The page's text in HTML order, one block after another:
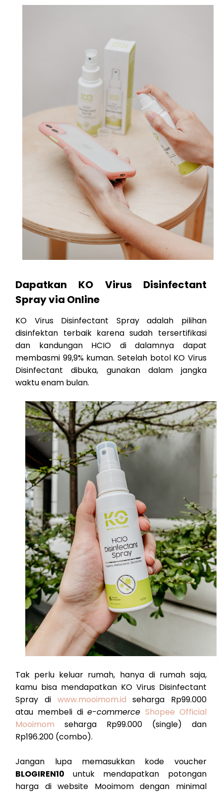
Dapatkan KO Virus Disinfectant
Spray via Online
KO Virus Disinfectant Spray adalah pilihan
disinfektan terbaik karena sudah tersertifikasi
dan kandungan HCIO di dalamnya dapat
membasmi 99,9% kuman. Setelah botol KO Virus
Disinfectant dibuka, gunakan dalam jangka
waktu enam bulan.
Tak perlu keluar rumah, hanya di rumah saja,
kamu bisa mendapatkan KO Virus Disinfectant
Spray di www.mooimom.id seharga Rp99.000
atau membeli die-commerceShopee Official
Mooimom seharga Rp99.000 (single) dan
Rp196.200 (combo).
Jangan lupa memasukkan kode voucher
BLOGIREN10 untuk mendapatkan potongan
harga di website Mooimom dengan minimal